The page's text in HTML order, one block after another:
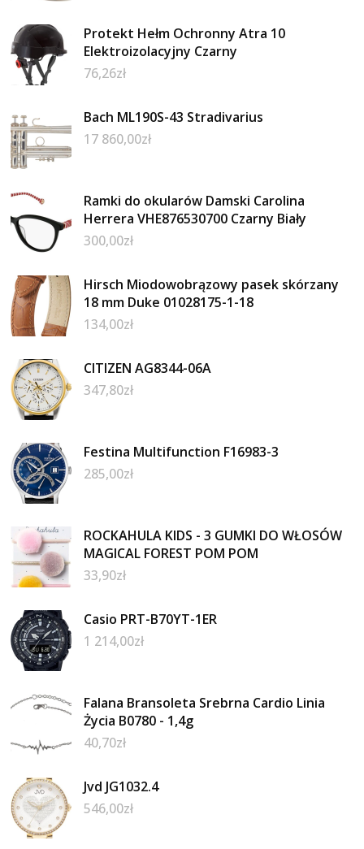
Protekt Hełm Ochronny Atra 10
Elektroizolacyjny Czarny
76,26zł
Bach ML190S-43 Stradivarius
17 860,00zł
Ramki do okularów Damski Carolina
Herrera VHE876530700 Czarny Biały
300,00zł
Hirsch Miodowobrązowy pasek skórzany
18 mm Duke 01028175-1-18
134,00zł
CITIZEN AG8344-06A
347,80zł
Festina Multifunction F16983-3
285,00zł
ROCKAHULA KIDS - 3 GUMKI DO WŁOSÓW
MAGICAL FOREST POM POM
33,90zł
Casio PRT-B70YT-1ER
1 214,00zł
Falana Bransoleta Srebrna Cardio Linia
Życia B0780 - 1,4g
40,70zł
Jvd JG1032.4
546,00zł